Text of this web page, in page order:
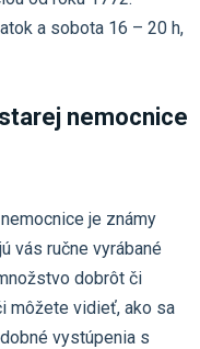
a sobota 16 – 20 h,
nemocnice
je známy
vás ručne vyrábané
dobrôt či
môžete vidieť, ako sa
vystúpenia s